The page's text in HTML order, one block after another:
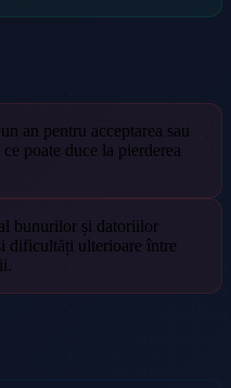
an pentru acceptarea sau
poate duce la pierderea
bunurilor și datoriilor
dificultăți ulterioare între